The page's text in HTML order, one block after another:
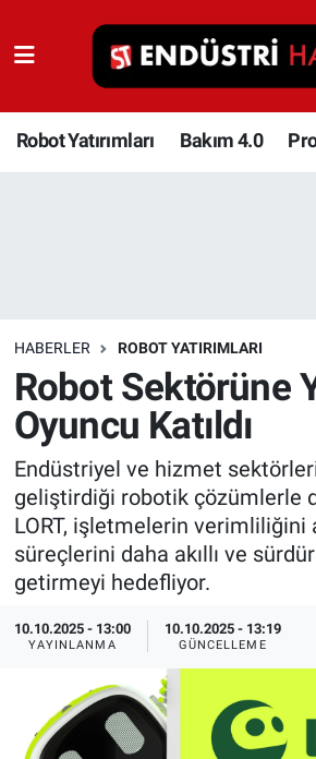
Robot Yatırımları Bakım 4.0
HABERLER ROBOT YATIRIMLARI
Robot Sektörüne
Oyuncu Katıldı
Endüstriyel ve hizmet
geliştirdiği robotik çözümlerle
LORT, işletmelerin verimliliğini
süreçlerini daha akıllı ve
getirmeyi hedefliyor.
10.10.2025 - 13:00
YAYINLANMA
10.10.2025 - 13:19
GÜNCELLEME
Robot Yatırımları
Bakım 4.0
İnşaat ve Malzeme
HaberOrtak
EndüstriST
Enerjisini Üreten Fabrikalar
Endüstri 4.0 Uygulamaları
Ağır Sanayi Çözümleri